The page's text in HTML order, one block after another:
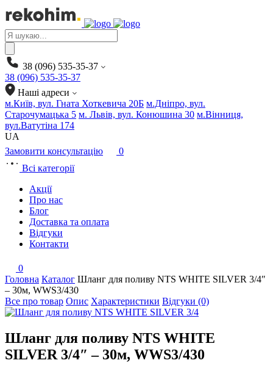
Products
search
38 (096) 535-35-37
38 (096) 535-35-37
Наші адреси
м.Київ, вул. Гната Хоткевича 20Б м.Дніпро, вул.
Старочумацька 5 м. Львів, вул. Конюшина 30 м.Вінниця,
вул.Ватутіна 174
UA
Замовити консультацію
0
Всі категорії
Акції
Про нас
Блог
Доставка та оплата
Відгуки
Контакти
0
Головна Каталог Шланг для поливу NTS WHITE SILVER 3/4″
– 30м, WWS3/430
Все про товар Опис Характеристики Відгуки (0)
Шланг для поливу NTS WHITE
SILVER 3/4″ – 30м, WWS3/430